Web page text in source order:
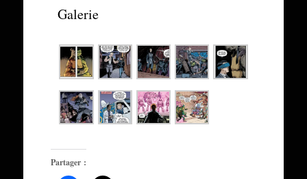
Galerie
Partager :